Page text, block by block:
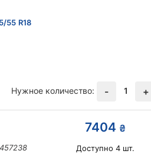
55 R18
Нужное количество: - 1 +
7404 ₴
Доступно 4шт.